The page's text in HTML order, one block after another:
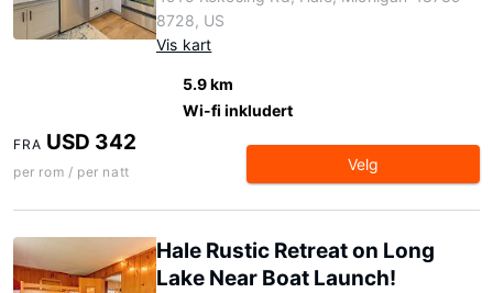
8728, US
Vis kart
5.9 km
Wi-fi inkludert
FRA USD 342
per rom / per natt Velg
Hale Rustic Retreat on Long
Lake Near Boat Launch!